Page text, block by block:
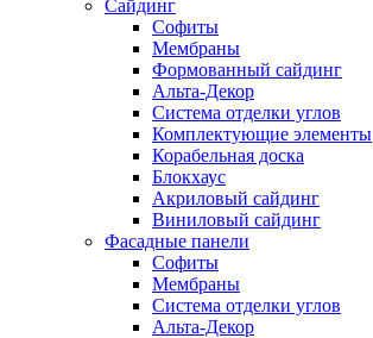
Сайдинг
Софиты
Мембраны
Формованный сайдинг
Альта-Декор
Система отделки углов
Комплектующие элементы
Корабельная доска
Блокхаус
Акриловый сайдинг
Виниловый сайдинг
Фасадные панели
Софиты
Мембраны
Система отделки углов
Альта-Декор